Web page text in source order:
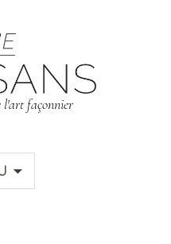
l'art façonnier